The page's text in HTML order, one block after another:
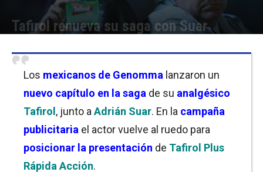
Tafirol renueva su saga con Suar
Los mexicanos de Genomma lanzaron un
nuevo capítulo en la saga de su analgésico
Tafirol , junto a Adrián Suar. En la campaña
publicitaria el actor vuelve al ruedo para
posicionar la presentación de Tafirol Plus
Rápida Acción.